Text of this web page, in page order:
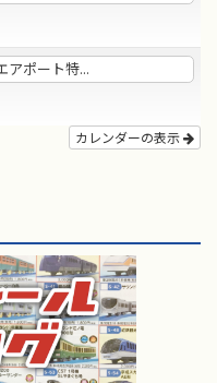
アポート特...
カレンダーの表示